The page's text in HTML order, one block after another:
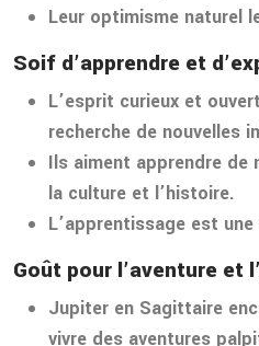
Leur optimisme naturel
Soif d’apprendre et
L’esprit curieux et
recherche de nouvelles
Ils aiment apprendre de
la culture et l’histoire.
L’apprentissage est
Goût pour l’aventure et
Jupiter en Sagittaire
vivre des aventures